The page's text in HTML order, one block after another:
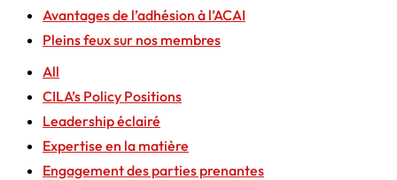
Avantages de l’adhésion à l’ACAI
Pleins feux sur nos membres
All
CILA’s Policy Positions
Leadership éclairé
Expertise en la matière
Engagement des parties prenantes